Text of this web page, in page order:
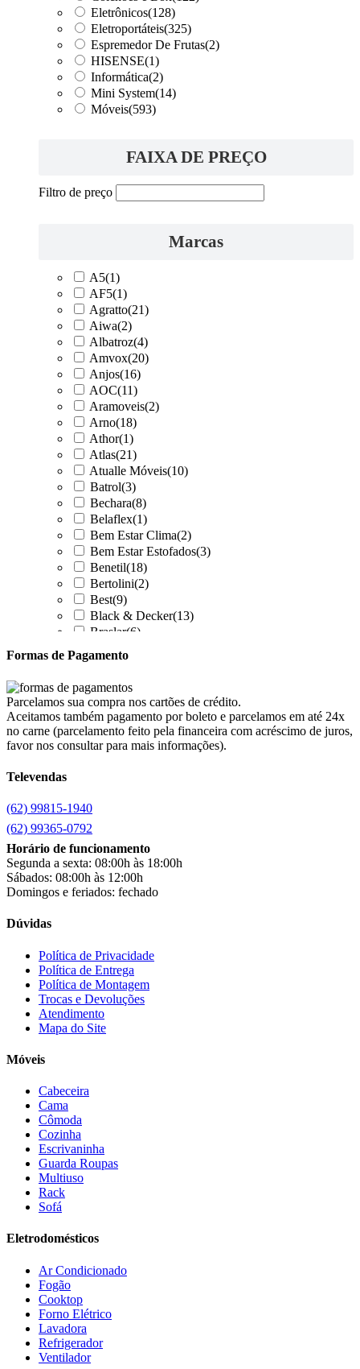
Eletrônicos(128)
Eletroportáteis(325)
Espremedor De Frutas(2)
HISENSE(1)
Informática(2)
Mini System(14)
Móveis(593)
FAIXA DE PREÇO
Filtro de preço
Marcas
A5(1)
AF5(1)
Agratto(21)
Aiwa(2)
Albatroz(4)
Amvox(20)
Anjos(16)
AOC(11)
Aramoveis(2)
Arno(18)
Athor(1)
Atlas(21)
Atualle Móveis(10)
Batrol(3)
Bechara(8)
Belaflex(1)
Bem Estar Clima(2)
Bem Estar Estofados(3)
Benetil(18)
Bertolini(2)
Best(9)
Black & Decker(13)
Braslar(6)
Britânia
Cairu(7)
Canaã Moveis (0)
Canaã Móveis(2)
Carioca Móveis(8)
Clarice
clock
Colibri
Colli(53)
Colormaq(43)
Companhia do Estofado
Cotherm(2)
D' Doro Móveis
Dako(23)
Demóbile(13)
Dômina
Doripel
Estofados solar
Fischer
Giga
Gree(3)
Henn
Hisense
Hot Sat
HP
Formas de Pagamento
Parcelamos sua compra nos cartões de crédito.
Aceitamos também pagamento por boleto e parcelamos em até 24x
no carne (parcelamento feito pela financeira com acréscimo de juros,
favor nos consultar para mais informações).
Televendas
(62) 99815-1940
(62) 99365-0792
Horário de funcionamento
Segunda a sexta: 08:00h às 18:00h
Sábados: 08:00h às 12:00h
Domingos e feriados: fechado
Dúvidas
Política de Privacidade
Política de Entrega
Política de Montagem
Trocas e Devoluções
Atendimento
Mapa do Site
Móveis
Cabeceira
Cama
Cômoda
Cozinha
Escrivaninha
Guarda Roupas
Multiuso
Rack
Sofá
Eletrodomésticos
Ar Condicionado
Fogão
Cooktop
Forno Elétrico
Lavadora
Refrigerador
Ventilador